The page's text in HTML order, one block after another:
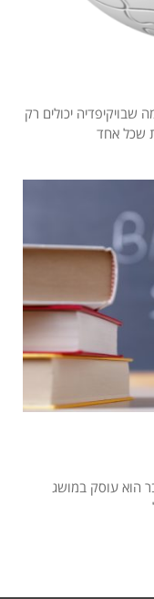
יכולים רק
שכל אחד
הוא עוסק במושג